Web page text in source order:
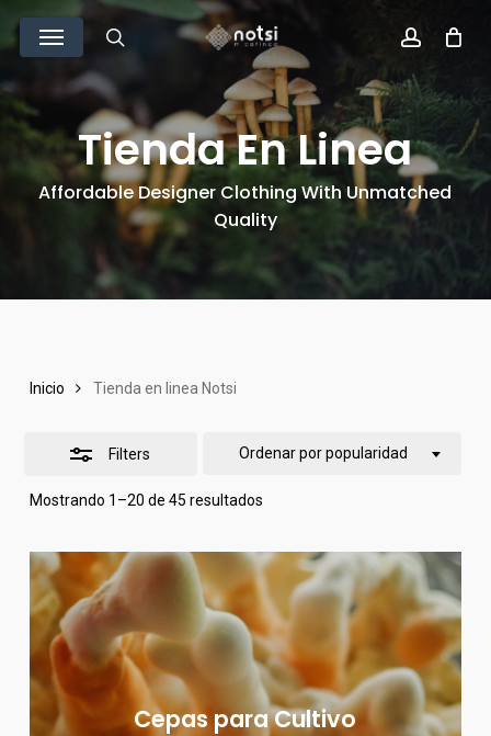
main
content
search account
Menu
Tienda En Linea
Affordable Designer Clothing With Unmatched
Quality
Inicio Tienda en linea Notsi
Filters
Mostrando 1–20 de 45 resultadosOrdenado
Ordenar por popularidad
Close
Cepas para Cultivo